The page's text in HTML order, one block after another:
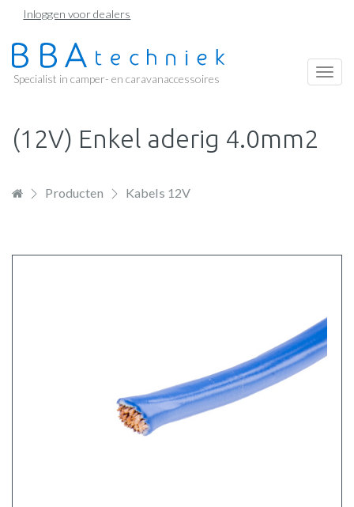
Overslaan
naar
de
Inloggen voor dealers
Specialist in camper- en caravanaccessoires
(12V) Enkel aderig 4.0mm2
Producten Kabels 12V